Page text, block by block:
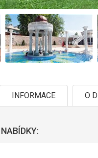
INFORMACE O